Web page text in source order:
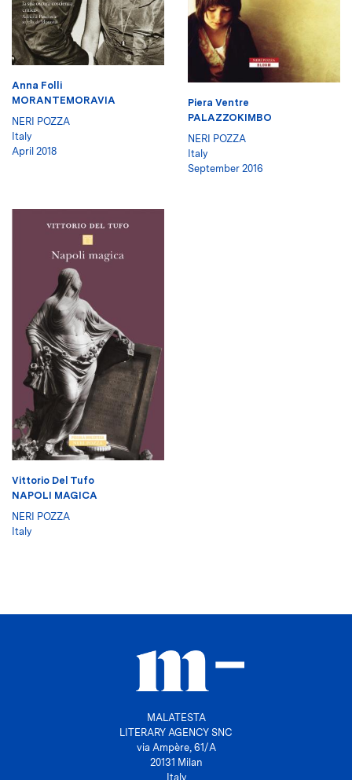
Anna Folli
MORANTEMORAVIA
NERI POZZA
Italy
April 2018
Piera Ventre
PALAZZOKIMBO
NERI POZZA
Italy
September 2016
Vittorio Del Tufo
NAPOLI MAGICA
NERI POZZA
Italy
MALATESTA
LITERARY AGENCY SNC
via Ampère, 61/A
20131 Milan
Italy